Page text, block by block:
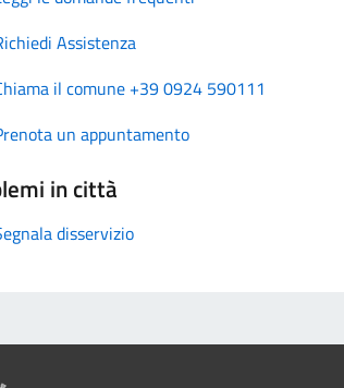
Assistenza
il comune +39 0924 590111
un appuntamento
in città
disservizio